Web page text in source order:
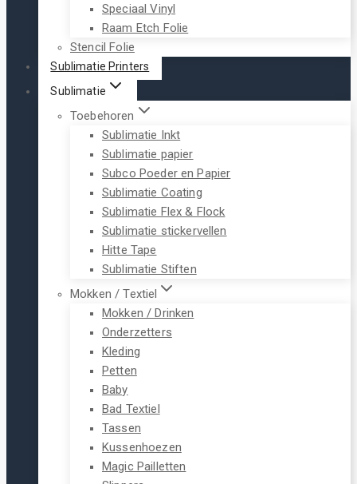
Speciaal Vinyl
Raam Etch Folie
Stencil Folie
Sublimatie Printers
Sublimatie
Toebehoren
Sublimatie Inkt
Sublimatie papier
Subco Poeder en Papier
Sublimatie Coating
Sublimatie Flex & Flock
Sublimatie stickervellen
Hitte Tape
Sublimatie Stiften
Mokken / Textiel
Mokken / Drinken
Onderzetters
Kleding
Petten
Baby
Bad Textiel
Tassen
Kussenhoezen
Magic Pailletten